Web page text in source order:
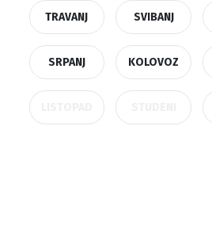
TRAVANJ SVIBANJ
SRPANJ KOLOVOZ